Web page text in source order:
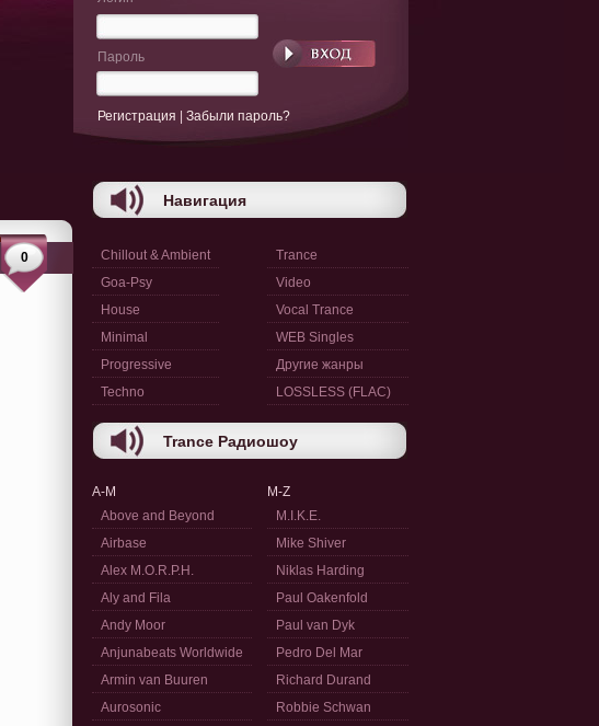
0
Пароль
Регистрация Забыли пароль?
Навигация
Chillout & Ambient
Goa-Psy
House
Minimal
Progressive
Techno
Trance
Video
Vocal Trance
WEB Singles
Другие жанры
LOSSLESS (FLAC)
Trance Радиошоу
A-M
Above and Beyond
Airbase
Alex M.O.R.P.H.
Aly and Fila
Andy Moor
Anjunabeats Worldwide
Armin van Buuren
Aurosonic
M-Z
M.I.K.E.
Mike Shiver
Niklas Harding
Paul Oakenfold
Paul van Dyk
Pedro Del Mar
Richard Durand
Robbie Schwan